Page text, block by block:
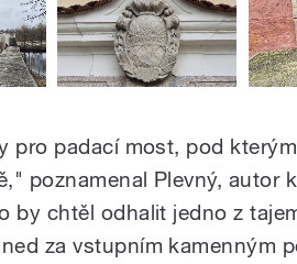
pro padací most, pod
poznamenal Plevný, autor
by chtěl odhalit jedno z
za vstupním kamenným